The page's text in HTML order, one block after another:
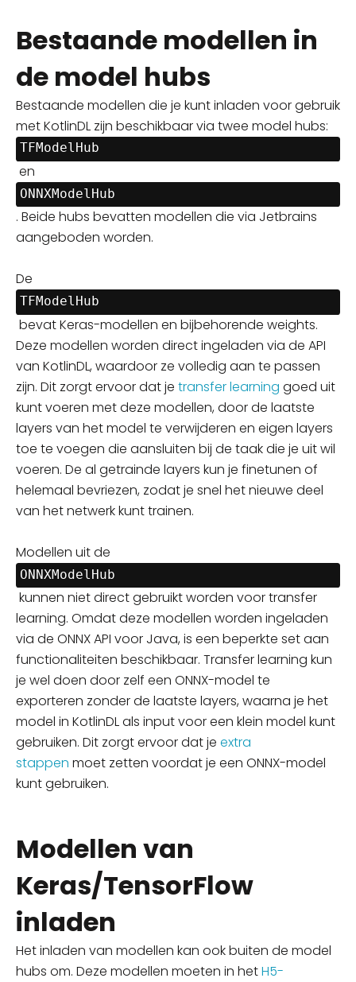
Bestaande modellen in
de model hubs
Bestaande modellen die je kunt inladen voor gebruik
met KotlinDL zijn beschikbaar via twee model hubs:
TFModelHub
en
ONNXModelHub
. Beide hubs bevatten modellen die via Jetbrains
aangeboden worden.
De
TFModelHub
bevat Keras-modellen en bijbehorende weights.
Deze modellen worden direct ingeladen via de API
van KotlinDL, waardoor ze volledig aan te passen
zijn. Dit zorgt ervoor dat je transfer learning goed uit
kunt voeren met deze modellen, door de laatste
layers van het model te verwijderen en eigen layers
toe te voegen die aansluiten bij de taak die je uit wil
voeren. De al getrainde layers kun je finetunen of
helemaal bevriezen, zodatje snel het nieuwe deel
van het netwerk kunt trainen.
Modellen uit de
ONNXModelHub
kunnen niet direct gebruikt worden voor transfer
learning. Omdat deze modellen worden ingeladen
via de ONNX API voor Java, is een beperkte set aan
functionaliteiten beschikbaar. Transfer learning kun
je wel doen door zelf een ONNX-model te
exporteren zonder de laatste layers, waarna je het
model in KotlinDL als input voor een klein model kunt
gebruiken. Dit zorgt ervoor dat je extra
stappen moet zetten voordat je een ONNX-model
kunt gebruiken.
Modellen van
Keras/TensorFlow
inladen
Het inladen van modellen kan ook buiten de model
hubs om. Deze modellen moeten in hetH5-